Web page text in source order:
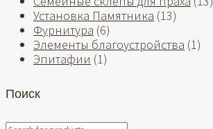
Установка Памятника (13)
Фурнитура (6)
Элементы благоустройства (1)
Эпитафии (1)
Поиск